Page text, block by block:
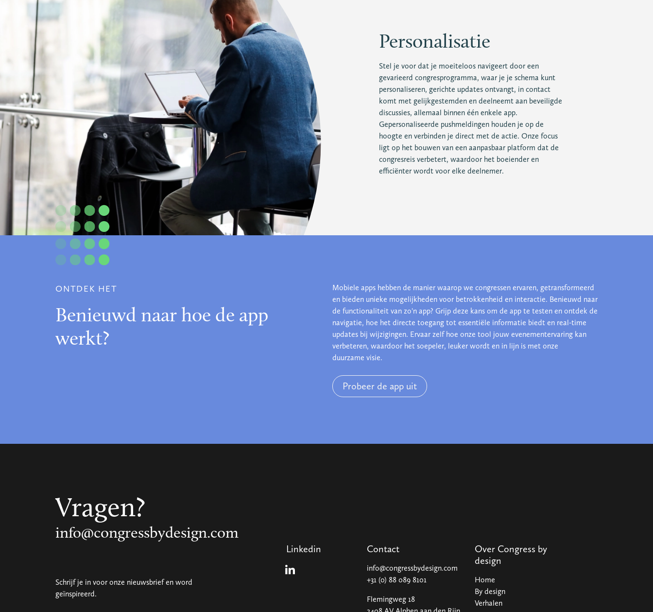
Personalisatie
Stel je voor dat je moeiteloos navigeert door een
gevarieerd congresprogramma, waar je je schema kunt
personaliseren, gerichte updates ontvangt, in contact
komt met gelijkgestemden en deelneemt aan beveiligde
discussies, allemaal binnen één enkele app.
Gepersonaliseerde pushmeldingen houden je op de
hoogte en verbinden je direct met de actie. Onze focus
ligt op het bouwen van een aanpasbaar platform dat de
congresreis verbetert, waardoor het boeiender en
efficiënter wordt voor elke deelnemer.
ONTDEK HET
Benieuwd naar hoe de app
werkt?
Mobiele apps hebben de manier waarop we congressen ervaren, getransformeerd
en bieden unieke mogelijkheden voor betrokkenheid en interactie. Benieuwd naar
de functionaliteit van zo'n app? Grijp deze kans om de app te testen en ontdek de
navigatie, hoe het directe toegang tot essentiële informatie biedt en real-time
updates bij wijzigingen. Ervaar zelf hoe onze tool jouw evenementervaring kan
verbeteren, waardoor het soepeler, leuker wordt en in lijn is met onze
duurzame visie.
Probeer de app uit
Vragen?
info@congressbydesign.com
Schrijf je in voor onze nieuwsbrief en word
geïnspireerd.
Linkedin
Linkedin
Contact
info@congressbydesign.com
+31 (0) 88 089 8101
Flemingweg 18
Over Congress by
design
Home
By design
Verhalen